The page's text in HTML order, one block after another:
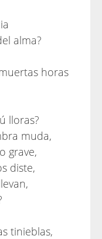
alma?
horas
lloras?
muda,
grave,
diste,
tinieblas,